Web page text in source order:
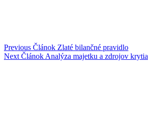
Previous Článok Zlaté bilančné pravidlo
Next Článok Analýza majetku a zdrojov krytia